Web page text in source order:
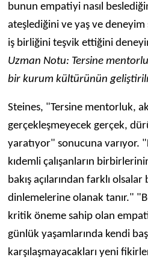
bunun empatiyi nasıl
ateşlediğini ve yaş ve deneyim
iş birliğini teşvik ettiğini
Uzman Notu: Tersine
bir kurum kültürünün
Steines, "Tersine mentorluk,
gerçekleşmeyecek gerçek,
yaratıyor" sonucuna varıyor.
kıdemli çalışanların
bakış açılarından farklı olsalar
dinlemelerine olanak tanır."
kritik öneme sahip olan
günlük yaşamlarında kendi
karşılaşmayacakları yeni